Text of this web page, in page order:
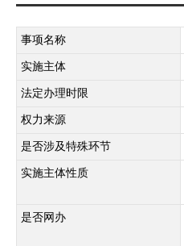
事项名称
实施主体
法定办理时限
权力来源
是否涉及特殊环节
实施主体性质
是否网办